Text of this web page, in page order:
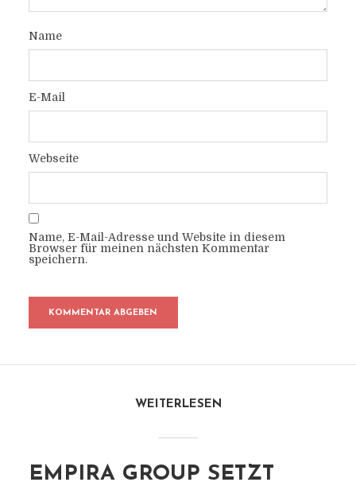
Name
E-Mail
Webseite
Name, E-Mail-Adresse und Website in diesem
Browser für meinen nächsten Kommentar
speichern.
WEITERLESEN
EMPIRA GROUP SETZT